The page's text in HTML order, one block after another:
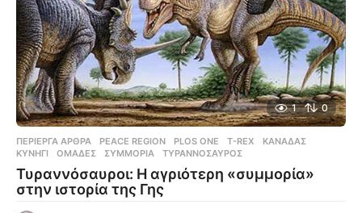
1 0
ΠΕΡΊΕΡΓΑ ΆΡΘΡΑ PEACE REGION ,PLOS ONE ,T-REX ,ΚΑΝΑΔΆΣ
ΚΥΝΉΓΙ
,ΟΜΆΔΕΣ ,ΣΥΜΜΟΡΊΑ ,ΤΥΡΑΝΝΌΣΑΥΡΟΣ
Τυραννόσαυροι: Η αγριότερη «συμμορία»
στην ιστορία της Γης